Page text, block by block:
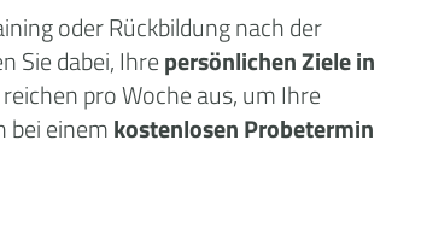
oder Rückbildung nach der
Sie dabei, Ihrepersönlichen Ziele in
pro Woche aus, um Ihre
bei einemkostenlosen Probetermin